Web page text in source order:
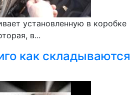
установленную в коробке
в...
как складываются